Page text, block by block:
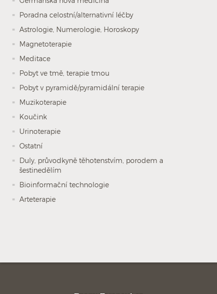
Poradna celostní/alternativní léčby
Astrologie, Numerologie, Horoskopy
Magnetoterapie
Meditace
Pobyt ve tmě, terapie tmou
Pobyt v pyramidě/pyramidální terapie
Muzikoterapie
Koučink
Urinoterapie
Ostatní
Duly, průvodkyně těhotenstvím, porodem a
šestinedělím
Bioinformační technologie
Arteterapie